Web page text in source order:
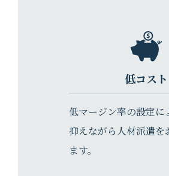
低コスト
低マージン率の設定に
抑えながら⼈材派遣を
ます。